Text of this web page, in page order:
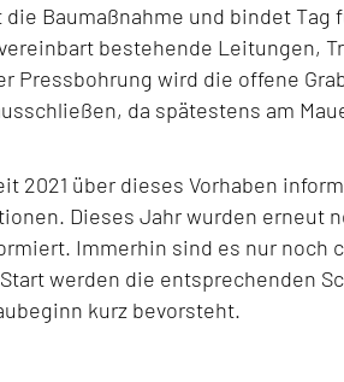
Baumaßnahme und bindet
bestehende Leitungen,
Pressbohrung wird die offene
da spätestens am
2021 über dieses Vorhaben
Dieses Jahr wurden erneut
Immerhin sind es nur noch
werden die entsprechenden
kurz bevorsteht.